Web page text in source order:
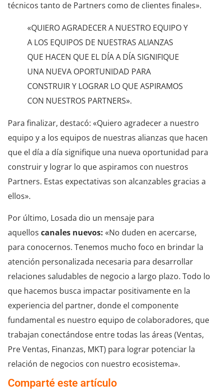
técnicos tanto de Partners como de clientes finales».
«QUIERO AGRADECER A NUESTRO EQUIPO Y
A LOS EQUIPOS DE NUESTRAS ALIANZAS
QUE HACEN QUE EL DÍA A DÍA SIGNIFIQUE
UNA NUEVA OPORTUNIDAD PARA
CONSTRUIR Y LOGRAR LO QUE ASPIRAMOS
CON NUESTROS PARTNERS».
Para finalizar, destacó: «Quiero agradecer a nuestro
equipo y a los equipos de nuestras alianzas que hacen
que el día a día signifique una nueva oportunidad para
construir y lograr lo que aspiramos con nuestros
Partners. Estas expectativas son alcanzables gracias a
ellos».
Por último, Losada dio un mensaje para
aquellos canales nuevos: «No duden en acercarse,
para conocernos. Tenemos mucho foco en brindar la
atención personalizada necesaria para desarrollar
relaciones saludables de negocio a largo plazo. Todo lo
que hacemos busca impactar positivamente en la
experiencia del partner, donde el componente
fundamental es nuestro equipo de colaboradores, que
trabajan conectándose entre todas las áreas (Ventas,
Pre Ventas, Finanzas, MKT) para lograr potenciar la
relación de negocios con nuestro ecosistema».
Comparté este artículo